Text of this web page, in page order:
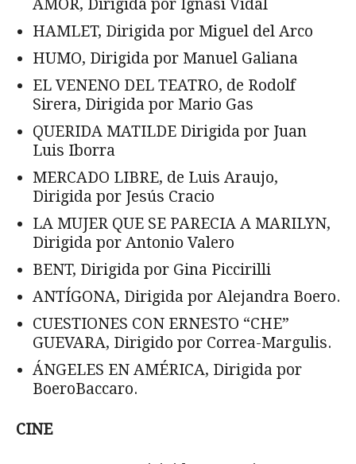
AMOR, Dirigida por Ignasi Vidal
HAMLET, Dirigida por Miguel del Arco
HUMO, Dirigida por Manuel Galiana
EL VENENO DEL TEATRO, de Rodolf
Sirera, Dirigida por Mario Gas
QUERIDA MATILDE Dirigida por Juan
Luis Iborra
MERCADO LIBRE, de Luis Araujo,
Dirigida por Jesús Cracio
LA MUJER QUE SE PARECIA A MARILYN,
Dirigida por Antonio Valero
BENT, Dirigida por Gina Piccirilli
ANTÍGONA, Dirigida por Alejandra Boero.
CUESTIONES CON ERNESTO “CHE”
GUEVARA, Dirigido por Correa-Margulis.
ÁNGELES EN AMÉRICA, Dirigida por
BoeroBaccaro.
CINE